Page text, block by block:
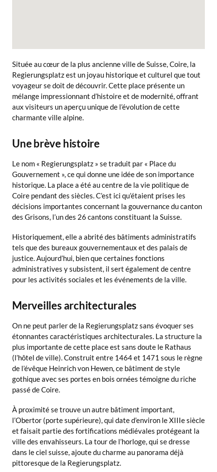
Située au cœur de la plus ancienne ville de Suisse, Coire, la
Regierungsplatz est un joyau historique et culturel que tout
voyageur se doit de découvrir. Cette place présente un
mélange impressionnant d’histoire et de modernité, offrant
aux visiteurs un aperçu unique de l’évolution de cette
charmante ville alpine.
Une brève histoire
Le nom « Regierungsplatz » se traduit par « Place du
Gouvernement », ce qui donne une idée de son importance
historique. La place a été au centre de la vie politique de
Coire pendant des siècles. C’est ici qu’étaient prises les
décisions importantes concernant la gouvernance du canton
des Grisons, l’un des 26 cantons constituant la Suisse.
Historiquement, elle a abrité des bâtiments administratifs
tels que des bureaux gouvernementaux et des palais de
justice. Aujourd’hui, bien que certaines fonctions
administratives y subsistent, il sert également de centre
pour les activités sociales et les événements de la ville.
Merveilles architecturales
On ne peut parler de la Regierungsplatz sans évoquer ses
étonnantes caractéristiques architecturales. La structure la
plus importante de cette place est sans doute le Rathaus
(l’hôtel de ville). Construit entre 1464 et 1471 sous le règne
de l’évêque Heinrich von Hewen, ce bâtiment de style
gothique avec ses portes en bois ornées témoigne du riche
passé de Coire.
À proximité se trouve un autre bâtiment important,
l’Obertor (porte supérieure), qui date d’environ le XIIIe siècle
et faisait partie des fortifications médiévales protégeant la
ville des envahisseurs. La tour de l’horloge, qui se dresse
dans le ciel suisse, ajoute du charme au panorama déjà
pittoresque de la Regierungsplatz.